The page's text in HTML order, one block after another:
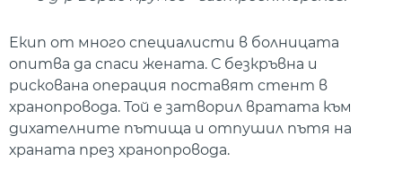
Екип от много специалисти в болницата
опитва да спаси жената. С безкръвна и
рискована операция поставят стент в
хранопровода. Той е затворил вратата към
дихателните пътища и отпушил пътя на
храната през хранопровода.